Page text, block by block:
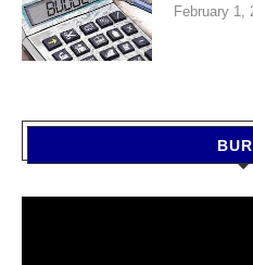
February 1,